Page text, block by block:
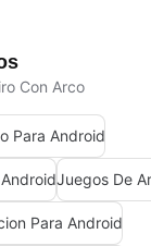
Con Arco
Para Android
Juegos De
Para Android